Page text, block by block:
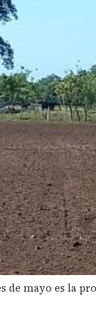
de mayo es la